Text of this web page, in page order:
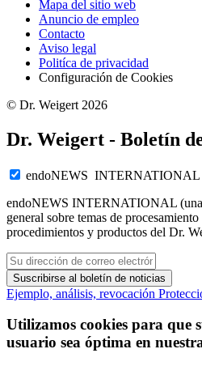
Mapa del sitio web
Anuncio de empleo
Contacto
Aviso legal
Politíca de privacidad
Configuración de Cookies
© Dr. Weigert 2026
Dr. Weigert - Boletín
endoNEWS INTERNATIONAL
endoNEWS INTERNATIONAL
general sobre temas de
procedimientos y productos del Dr.
Suscribirse al boletín de noticias
Ejemplo, análisis, revocación
Utilizamos cookies para que
usuario sea óptima en